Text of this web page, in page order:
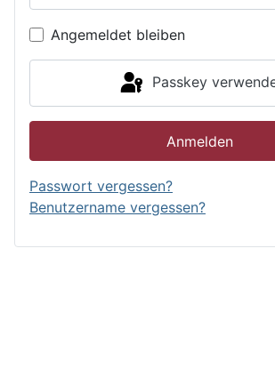
Angemeldet bleiben
Passkey
Anmelden
Passwort vergessen?
Benutzername vergessen?